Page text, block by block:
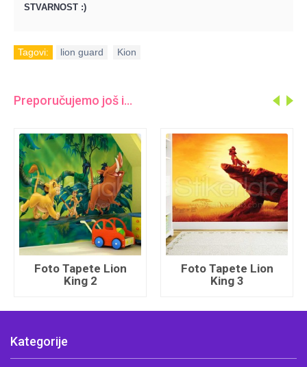
STVARNOST :)
Tagovi: lion guard Kion
Preporučujemo još i...
Foto Tapete Lion
King 2
Foto Tapete Lion
King 3
Kategorije